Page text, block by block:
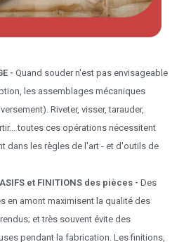
- Quand souder n'est pas envisageable
les assemblages mécaniques
Riveter, visser, tarauder,
toutes ces opérations nécessitent
dans les règles de l'art - et d'outils de
et FINITIONS des pièces - Des
en amont maximisent la qualité des
et très souvent évite des
pendant la fabrication. Les finitions,